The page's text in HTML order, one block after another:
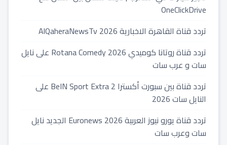
بافضل
طريقة
2022-
02-
12
⏱️
1
min
read
دقائق
قراءة
OneClickDrive
تردد قناة القاهرة الاخبارية 2026 AlQaheraNewsTv
تردد قناة روتانا كوميدي 2026 Rotana Comedy على نايل
سات و عرب سات
تردد قناة بين سبورت أكسترا 2 BeIN Sport Extra على
النايل سات 2026
تردد قناة يورو نيوز العربية 2026 Euronews الجديد نايل
سات وعرب سات